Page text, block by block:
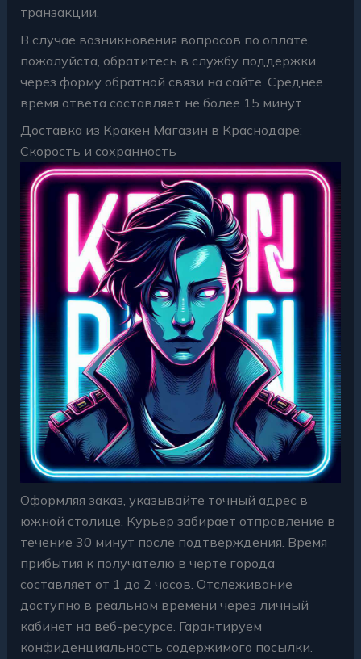
транзакции.
В случае возникновения вопросов по оплате,
пожалуйста, обратитесь в службу поддержки
через форму обратной связи на сайте. Среднее
время ответа составляет не более 15 минут.
Доставка из Кракен Магазин в Краснодаре:
Скорость и сохранность
Оформляя заказ, указывайте точный адрес в
южной столице. Курьер забирает отправление в
течение 30 минут после подтверждения. Время
прибытия к получателю в черте города
составляет от 1 до 2 часов. Отслеживание
доступно в реальном времени через личный
кабинет на веб-ресурсе. Гарантируем
конфиденциальность содержимого посылки.